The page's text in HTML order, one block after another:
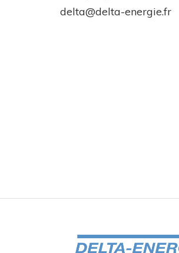
delta@delta-energie.fr